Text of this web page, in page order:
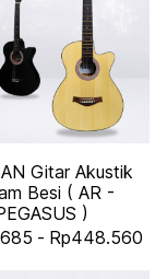
Gitar Akustik
Besi ( AR -
)
- Rp448.560